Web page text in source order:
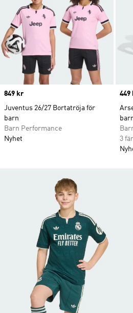
Price
849 kr
Juventus 26/27 Bortatröja för
barn
Barn Performance
Nyhet
449
3